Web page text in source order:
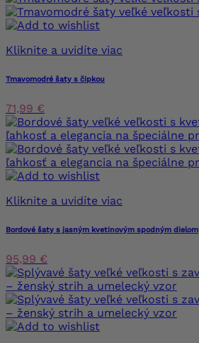
Kliknite a uvidíte viac
Tmavomodré šaty s čipkou
71,99 €
Kliknite a uvidíte viac
Bordové šaty s jasným kvetinovým spodným dielom
95,99 €